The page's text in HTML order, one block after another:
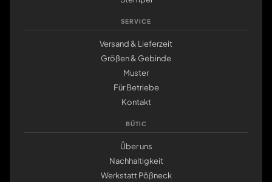
SERVICE
Versand & Lieferzeit
Größen & Gebinde
Muster
Für Betriebe
Kontakt
BÜTIC
Über uns
Nachhaltigkeit
Werkstatt Pößneck